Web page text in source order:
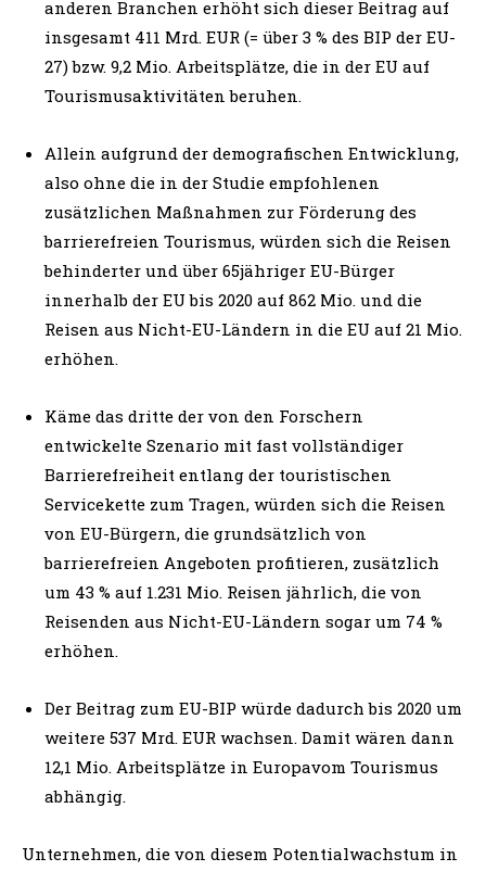
anderen Branchen erhöht sich dieser Beitrag auf
insgesamt 411 Mrd. EUR (= über 3 % des BIP der EU-
27) bzw. 9,2 Mio. Arbeitsplätze, die in der EU auf
Tourismusaktivitäten beruhen.
Allein aufgrund der demografischen Entwicklung,
also ohne die in der Studie empfohlenen
zusätzlichen Maßnahmen zur Förderung des
barrierefreien Tourismus, würden sich die Reisen
behinderter und über 65jähriger EU-Bürger
innerhalb der EU bis 2020 auf 862 Mio. und die
Reisen aus Nicht-EU-Ländern in die EU auf 21 Mio.
erhöhen.
Käme das dritte der von den Forschern
entwickelte Szenario mit fast vollständiger
Barrierefreiheit entlang der touristischen
Servicekette zum Tragen, würden sich die Reisen
von EU-Bürgern, die grundsätzlich von
barrierefreien Angeboten profitieren, zusätzlich
um 43 % auf 1.231 Mio. Reisen jährlich, die von
Reisenden aus Nicht-EU-Ländern sogar um 74 %
erhöhen.
Der Beitrag zum EU-BIP würde dadurch bis 2020 um
weitere 537 Mrd. EUR wachsen. Damit wären dann
12,1 Mio. Arbeitsplätze in Europavom Tourismus
abhängig.
Unternehmen, die von diesem Potentialwachstum in